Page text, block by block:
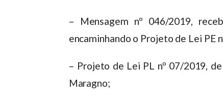
– Mensagem nº 046/2019,
encaminhando o Projeto de Lei PE
– Projeto de Lei PL nº 07/2019,
Maragno;